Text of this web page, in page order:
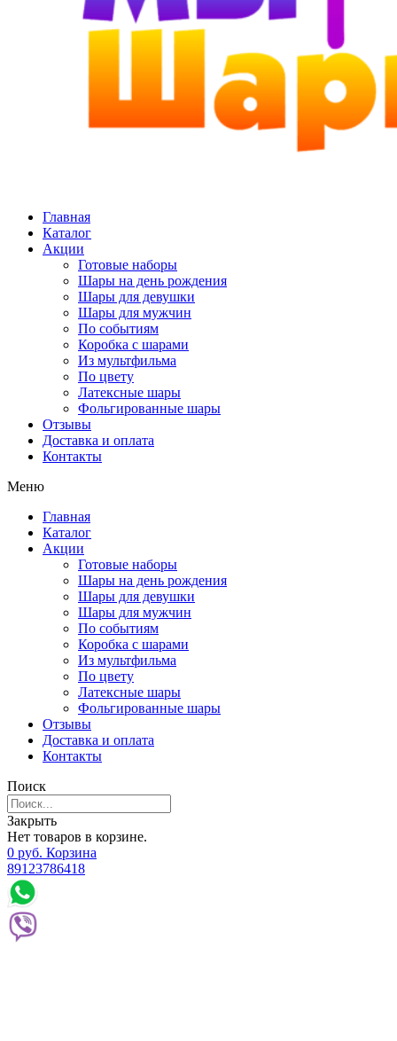
Главная
Каталог
Акции
Готовые наборы
Шары на день рождения
Шары для девушки
Шары для мужчин
По событиям
Коробка с шарами
Из мультфильма
По цвету
Латексные шары
Фольгированные шары
Отзывы
Доставка и оплата
Контакты
Меню
Главная
Каталог
Акции
Готовые наборы
Шары на день рождения
Шары для девушки
Шары для мужчин
По событиям
Коробка с шарами
Из мультфильма
По цвету
Латексные шары
Фольгированные шары
Отзывы
Доставка и оплата
Контакты
Поиск
Закрыть
Нет товаров в корзине.
0 руб. Корзина
89123786418